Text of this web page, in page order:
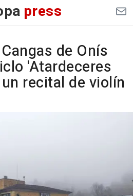
press
de Onís
'Atardeceres
recital de violín